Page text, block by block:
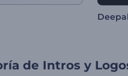
de Intros y